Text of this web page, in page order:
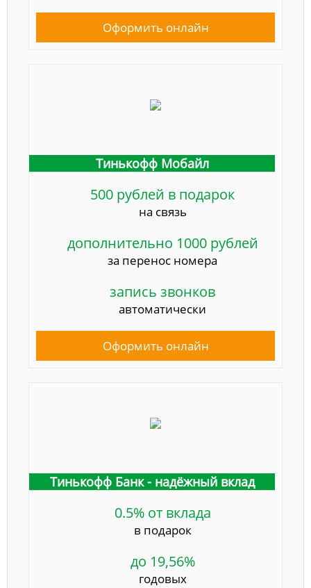
Оформить онлайн
Тинькофф Мобайл
500 рублей в подарок
на связь
дополнительно 1000 рублей
за перенос номера
запись звонков
автоматически
Оформить онлайн
Тинькофф Банк - надёжный вклад
0.5% от вклада
в подарок
до 19,56%
годовых